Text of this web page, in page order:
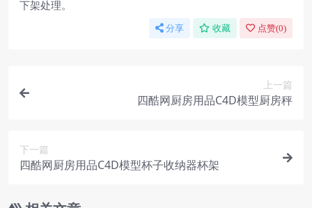
下架处理。
分享 收藏 点赞(0)
上一篇
四酷网厨房用品C4D模型厨房秤
下一篇
四酷网厨房用品C4D模型杯子收纳器杯架